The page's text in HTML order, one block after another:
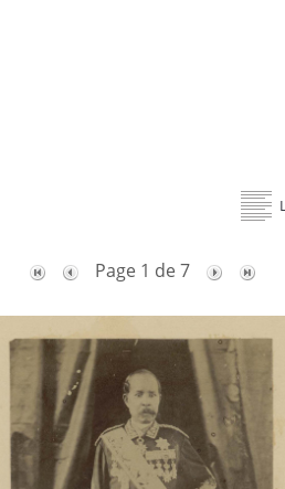
Page 1 de 7